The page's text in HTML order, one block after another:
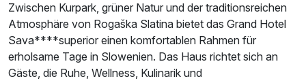
Ausstattung
Zwischen Kurpark, grüner Natur und der traditionsreichen
Atmosphäre von Rogaška Slatina bietet das Grand Hotel
Sava****superior einen komfortablen Rahmen für
erholsame Tage in Slowenien. Das Haus richtet sich an
Gäste, die Ruhe, Wellness, Kulinarik und